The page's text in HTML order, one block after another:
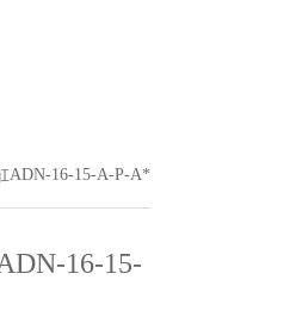
ADN-16-15-A-P-A*
16-15-